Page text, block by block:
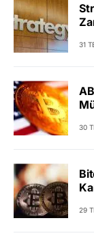
31
30
29